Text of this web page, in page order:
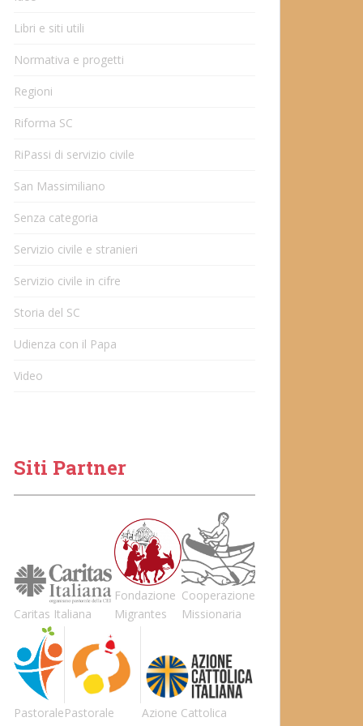
Libri e siti utili
Normativa e progetti
Regioni
Riforma SC
RiPassi di servizio civile
San Massimiliano
Senza categoria
Servizio civile e stranieri
Servizio civile in cifre
Storia del SC
Udienza con il Papa
Video
Siti Partner
Caritas Italiana
Fondazione
Migrantes
Cooperazione
Missionaria
PastoralePastorale
Azione Cattolica